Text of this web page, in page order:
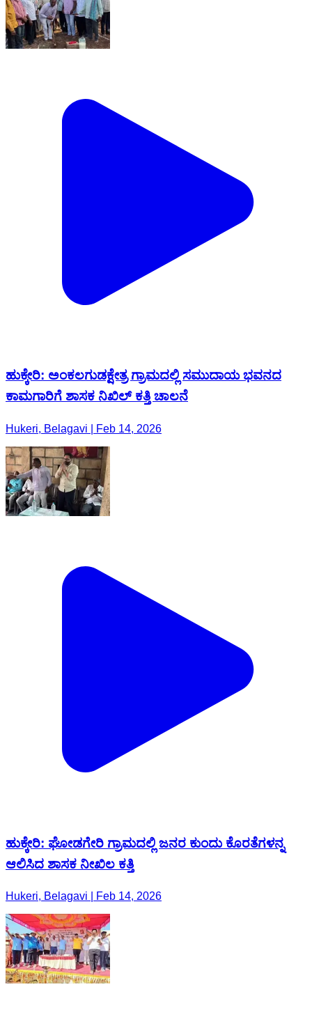
ಹುಕ್ಕೇರಿ: ಅಂಕಲಗುಡಕ್ಷೇತ್ರ ಗ್ರಾಮದಲ್ಲಿ ಸಮುದಾಯ ಭವನದ
ಕಾಮಗಾರಿಗೆ ಶಾಸಕ ನಿಖಿಲ್ ಕತ್ತಿ ಚಾಲನೆ
Hukeri, Belagavi | Feb 14, 2026
ಹುಕ್ಕೇರಿ: ಘೋಡಗೇರಿ ಗ್ರಾಮದಲ್ಲಿ ಜನರ ಕುಂದು ಕೊರತೆಗಳನ್ನ
ಆಲಿಸಿದ ಶಾಸಕ ನೀಖಿಲ ಕತ್ತಿ
Hukeri, Belagavi | Feb 14, 2026